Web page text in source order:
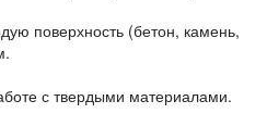
поверхность (бетон, камень,
с твердыми материалами.